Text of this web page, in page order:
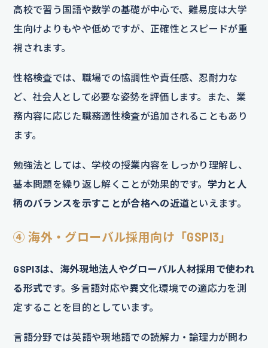
高校で習う国語や数学の基礎が中心で、難易度は大学
生向けよりもやや低めですが、正確性とスピードが重
視されます。
性格検査では、職場での協調性や責任感、忍耐力な
ど、社会人として必要な姿勢を評価します。また、業
務内容に応じた職務適性検査が追加されることもあり
ます。
勉強法としては、学校の授業内容をしっかり理解し、
基本問題を繰り返し解くことが効果的です。 学力と人
柄のバランスを示すことが合格への近道といえます。
④ 海外・グローバル採用向け「GSPI3」
GSPI3は、海外現地法人やグローバル人材採用で使われ
る形式です。多言語対応や異文化環境での適応力を測
定することを目的としています。
言語分野では英語や現地語での読解力・論理力が問わ